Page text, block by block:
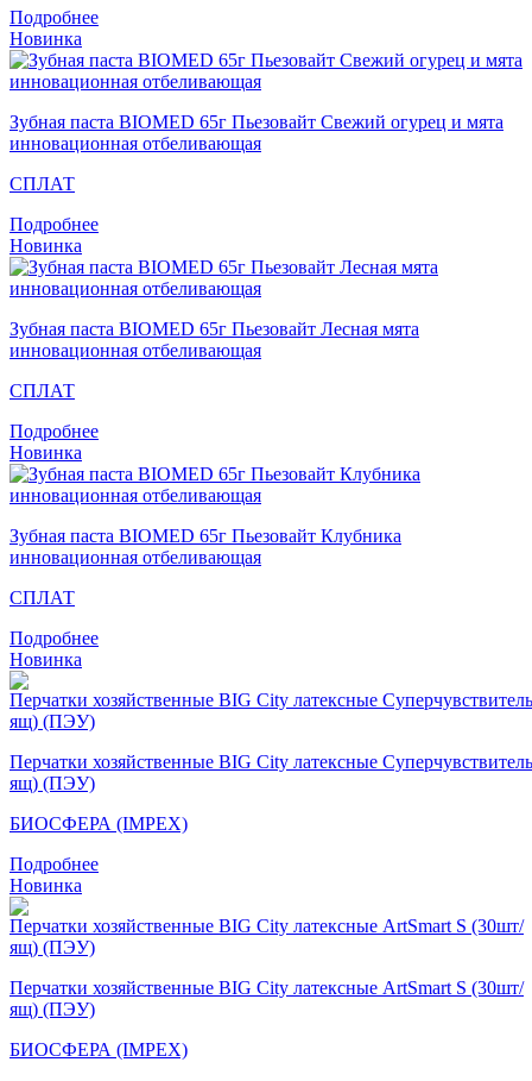
Подробнее
Новинка
Зубная паста BIOMED 65г Пьезовайт Свежий огурец и мята
инновационная отбеливающая
СПЛАТ
Подробнее
Новинка
Зубная паста BIOMED 65г Пьезовайт Лесная мята
инновационная отбеливающая
СПЛАТ
Подробнее
Новинка
Зубная паста BIOMED 65г Пьезовайт Клубника
инновационная отбеливающая
СПЛАТ
Подробнее
Новинка
Перчатки хозяйственные BIG City латексные
ящ) (ПЭУ)
БИОСФЕРА (IMPEX)
Подробнее
Новинка
Перчатки хозяйственные BIG City латексные ArtSmart S (30шт/
ящ) (ПЭУ)
БИОСФЕРА (IMPEX)